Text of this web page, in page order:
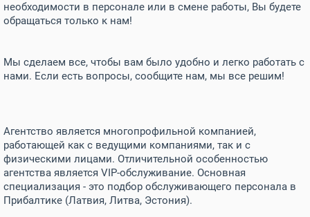
необходимости в персонале или в смене работы, Вы будете
обращаться только к нам!
Мы сделаем все, чтобы вам было удобно и легко работать с
нами. Если есть вопросы, сообщите нам, мы все решим!
Агентство является многопрофильной компанией,
работающей как с ведущими компаниями, так и с
физическими лицами. Отличительной особенностью
агентства является VIP-обслуживание. Основная
специализация - это подбор обслуживающего персонала в
Прибалтике (Латвия, Литва, Эстония).